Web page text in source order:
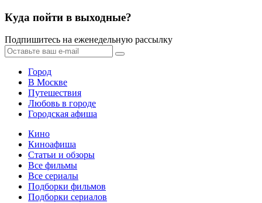
Куда пойти в выходные?
Подпишитесь на еженедельную рассылку
Город
В Москве
Путешествия
Любовь в городе
Городская афиша
Кино
Киноафиша
Статьи и обзоры
Все фильмы
Все сериалы
Подборки фильмов
Подборки сериалов